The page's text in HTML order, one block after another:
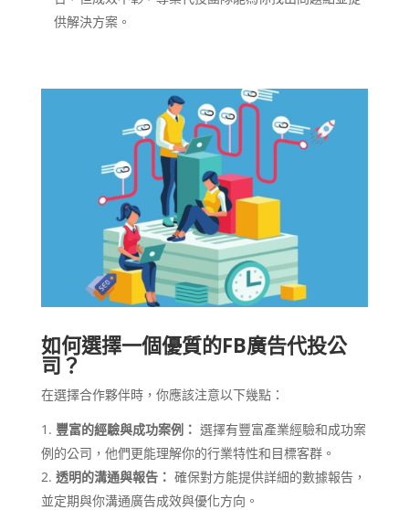
供解決方案。
如何選擇一個優質的FB廣告代投公
司？
在選擇合作夥伴時，你應該注意以下幾點：
豐富的經驗與成功案例： 選擇有豐富產業經驗和成功案
例的公司，他們更能理解你的行業特性和目標客群。
透明的溝通與報告： 確保對方能提供詳細的數據報告，
並定期與你溝通廣告成效與優化方向。